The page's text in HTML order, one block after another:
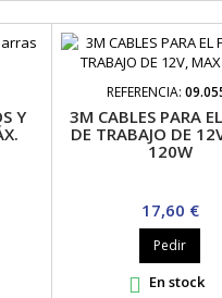
Y
REFERENCIA:
3M CABLES PARA
DE TRABAJO DE
120W
Precio
17,60 €
Pedir
 En stock